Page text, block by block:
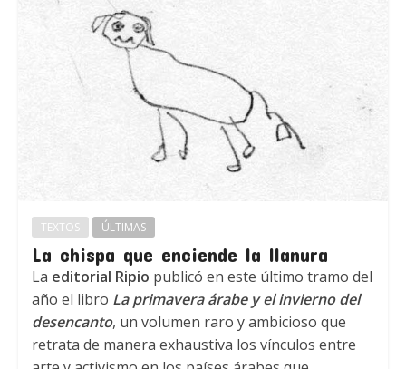
TEXTOS ÚLTIMAS
La chispa que enciende la llanura
La editorial Ripio publicó en este último tramo del
año el libro La primavera árabe y el invierno del
desencanto, un volumen raro y ambicioso que
retrata de manera exhaustiva los vínculos entre